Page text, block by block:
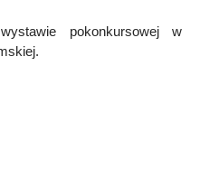
pokonkursowej w